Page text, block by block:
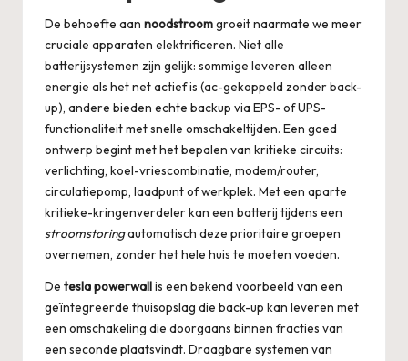
De behoefte aan noodstroomgroeit naarmate we meer
cruciale apparaten elektrificeren. Niet alle
batterijsystemen zijn gelijk: sommige leveren alleen
energie als het net actief is (ac-gekoppeld zonder back-
up), andere bieden echte backup via EPS- of UPS-
functionaliteit met snelle omschakeltijden. Een goed
ontwerp begint met het bepalen van kritieke circuits:
verlichting, koel-vriescombinatie, modem/router,
circulatiepomp, laadpunt of werkplek. Met een aparte
kritieke-kringenverdeler kan een batterij tijdens een
stroomstoringautomatisch deze prioritaire groepen
overnemen, zonder het hele huis te moeten voeden.
De tesla powerwallis een bekend voorbeeld van een
geïntegreerde thuisopslag die back-up kan leveren met
een omschakeling die doorgaans binnen fracties van
een seconde plaatsvindt. Draagbare systemen van